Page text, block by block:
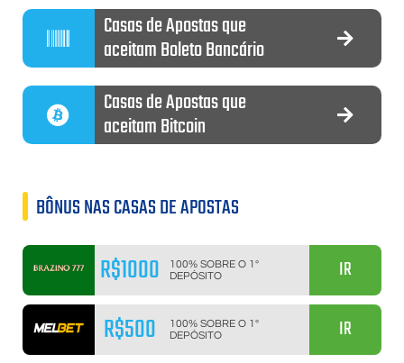
Casas de Apostas que
aceitam Boleto Bancário
Casas de Apostas que
aceitam Bitcoin
BÔNUS NAS CASAS DE APOSTAS
R$1000
100% SOBRE O 1º
DEPÓSITO
IR
R$500
100% SOBRE O 1º
DEPÓSITO
IR